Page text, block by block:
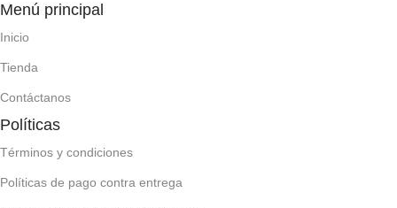
Menú principal
Inicio
Tienda
Contáctanos
Políticas
Términos y condiciones
Políticas de pago contra entrega